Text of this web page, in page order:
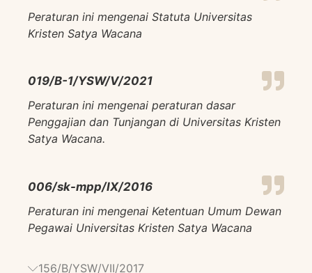
Peraturan ini mengenai Statuta Universitas
Kristen Satya Wacana
019/B-1/YSW/V/2021
Peraturan ini mengenai peraturan dasar
Penggajian dan Tunjangan di Universitas Kristen
Satya Wacana.
006/sk-mpp/IX/2016
Peraturan ini mengenai Ketentuan Umum Dewan
Pegawai Universitas Kristen Satya Wacana
156/B/YSW/VII/2017